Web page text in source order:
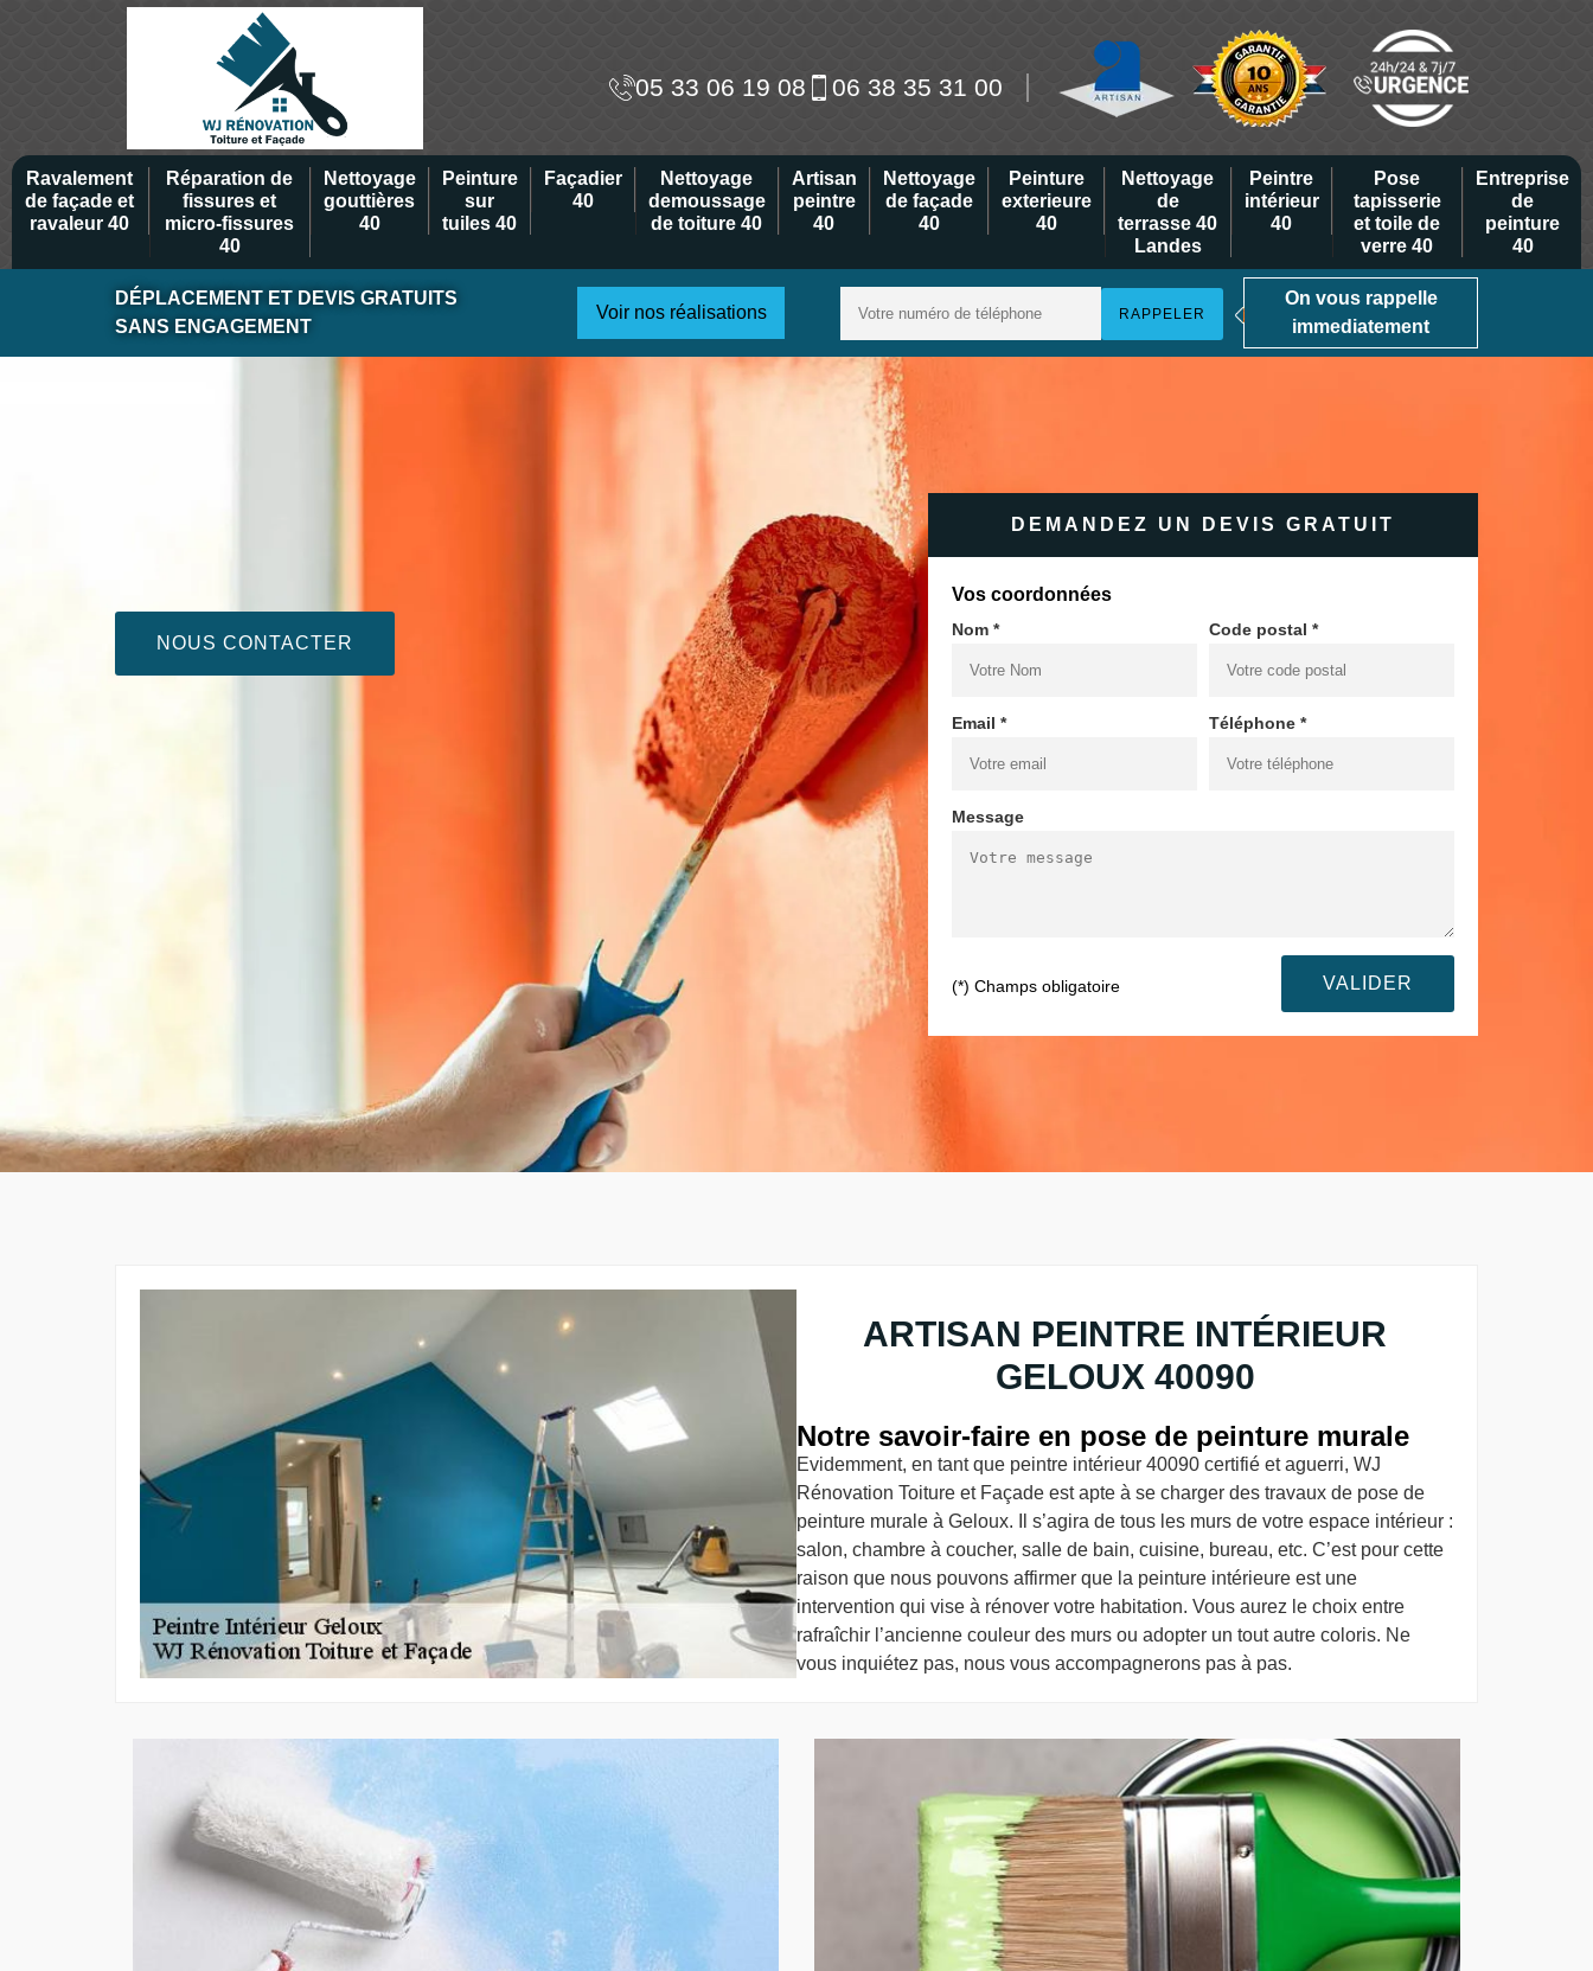
05 33 06 19 08 06 38 35 31 00
Ravalement
de façade et
ravaleur 40
Réparation de
fissures et
micro-fissures
40
Nettoyage
gouttières
40
Peinture
sur
tuiles 40
Façadier
40
Nettoyage
demoussage
de toiture 40
Artisan
peintre
40
Nettoyage
de façade
40
Peinture
exterieure
40
Nettoyage
de
terrasse 40
Landes
Peintre
intérieur
40
Pose
tapisserie
et toile de
verre 40
Entreprise
de
peinture
40
DÉPLACEMENT ET DEVIS GRATUITS
SANS ENGAGEMENT
Voir nos réalisations
On vous rappelle
immediatement
NOUS CONTACTER
DEMANDEZ UN DEVIS GRATUIT
Vos coordonnées
Nom * Code postal *
Email * Téléphone *
Message
(*) Champs obligatoire
ARTISAN PEINTRE INTÉRIEUR
GELOUX 40090
Notre savoir-faire en pose de peinture murale
Evidemment, en tant que peintre intérieur 40090 certifié et aguerri, WJ
Rénovation Toiture et Façade est apte à se charger des travaux de pose de
peinture murale à Geloux. Il s’agira de tous les murs de votre espace intérieur :
salon, chambre à coucher, salle de bain, cuisine, bureau, etc. C’est pour cette
raison que nous pouvons affirmer que la peinture intérieure est une
intervention qui vise à rénover votre habitation. Vous aurez le choix entre
rafraîchir l’ancienne couleur des murs ou adopter un tout autre coloris. Ne
vous inquiétez pas, nous vous accompagnerons pas à pas.